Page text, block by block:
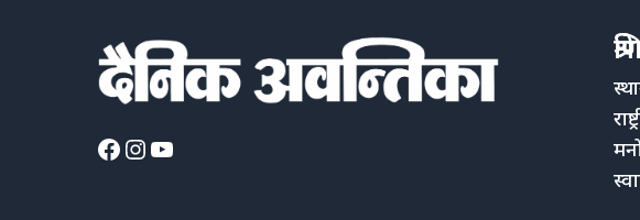
Facebook
Instagram
YouTube